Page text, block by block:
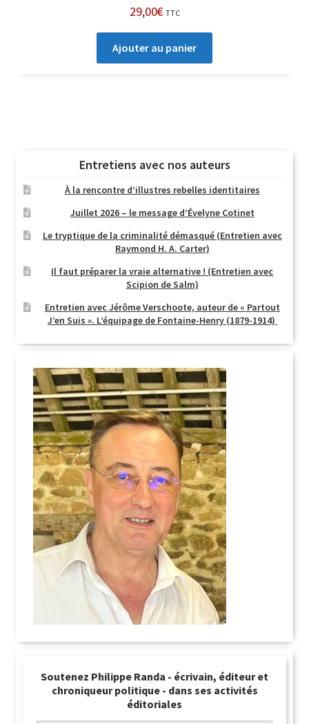
29,00€ TTC
Ajouter au panier
Entretiens avec nos auteurs
À la rencontre d’illustres rebelles identitaires
Juillet 2026 – le message d’Évelyne Cotinet
Le tryptique de la criminalité démasqué (Entretien avec
Raymond H. A. Carter)
Il faut préparer la vraie alternative ! (Entretien avec
Scipion de Salm)
Entretien avec Jérôme Verschoote, auteur de « Partout
J’en Suis ». L’équipage de Fontaine-Henry (1879-1914)
Soutenez Philippe Randa - écrivain, éditeur et
chroniqueur politique - dans ses activités
éditoriales